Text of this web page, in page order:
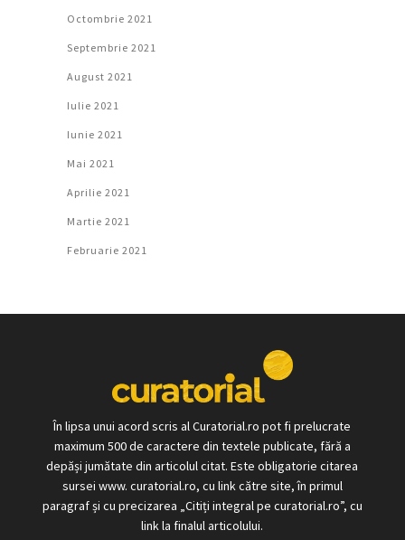
Octombrie 2021
Septembrie 2021
August 2021
Iulie 2021
Iunie 2021
Mai 2021
Aprilie 2021
Martie 2021
Februarie 2021
În lipsa unui acord scris al Curatorial.ro pot fi prelucrate
maximum 500 de caractere din textele publicate, fără a
depăși jumătate din articolul citat. Este obligatorie citarea
sursei www. curatorial.ro, cu link către site, în primul
paragraf și cu precizarea „Citiți integral pe curatorial.ro”, cu
link la finalul articolului.